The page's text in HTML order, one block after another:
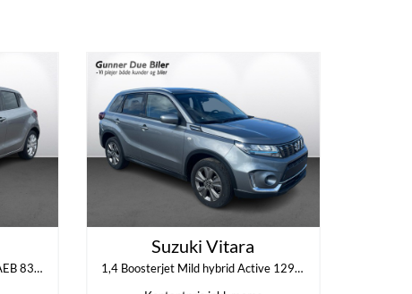
1,2 Dualjet Mild hybrid Action AEB 83HK 5d
Suzuki Vitara
1,4 Boosterjet Mild hybrid Active 129HK 5d 6g